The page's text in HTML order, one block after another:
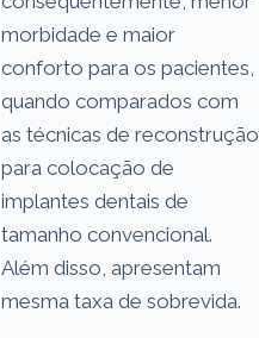
morbidade e maior
conforto para os pacientes,
quando comparados com
as técnicas de reconstrução
para colocação de
implantes dentais de
tamanho convencional.
Além disso, apresentam
mesma taxa de sobrevida.